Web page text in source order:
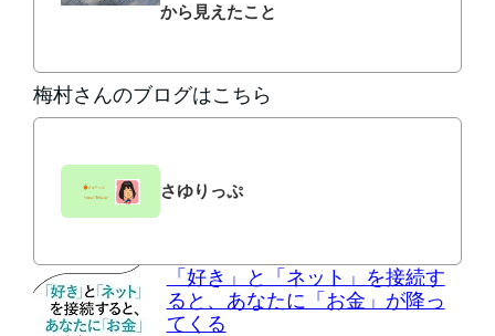
から見えたこと
梅村さんのブログはこちら
さゆりっぷ
「好き」と「ネット」を接続す
ると、あなたに「お金」が降っ
てくる